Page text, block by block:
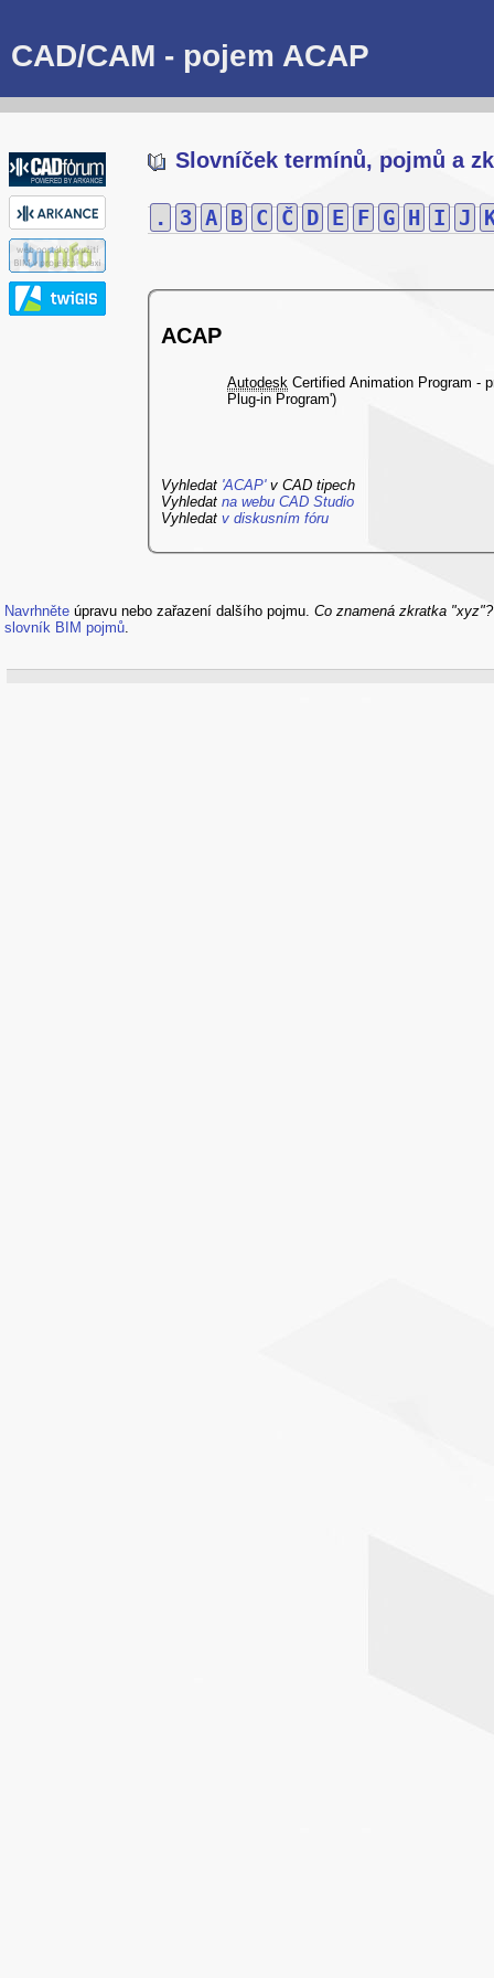
CAD/CAM - pojem ACAP
Slovníček termínů, pojmů a
. 3 A B C Č D E F G H I J
ACAP
Autodesk Certified Animation Program -
Plug-in Program')
Vyhledat 'ACAP'v CAD tipech
Vyhledat na webu CAD Studio
Vyhledat v diskusním fóru
Navrhněte úpravu nebo zařazení dalšího pojmu. Co znamená zkratka
slovník BIM pojmů